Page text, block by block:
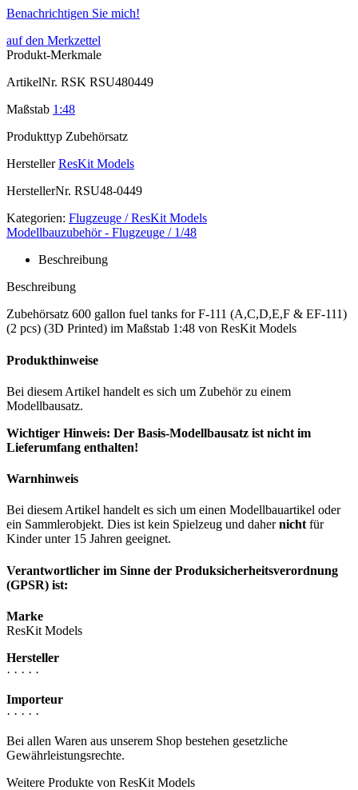
Benachrichtigen Sie mich!
auf den Merkzettel
Produkt-Merkmale
ArtikelNr. RSK RSU480449
Maßstab 1:48
Produkttyp Zubehörsatz
Hersteller ResKit Models
HerstellerNr. RSU48-0449
Kategorien: Flugzeuge / ResKit Models
Modellbauzubehör - Flugzeuge / 1/48
Beschreibung
Beschreibung
Zubehörsatz 600 gallon fuel tanks for F-111 (A,C,D,E,F & EF-111)
(2 pcs) (3D Printed) im Maßstab 1:48 von ResKit Models
Produkthinweise
Bei diesem Artikel handelt es sich um Zubehör zu einem
Modellbausatz.
Wichtiger Hinweis: Der Basis-Modellbausatz ist nicht im
Lieferumfang enthalten!
Warnhinweis
Bei diesem Artikel handelt es sich um einen Modellbauartikel oder
ein Sammlerobjekt. Dies ist kein Spielzeug und dahernicht für
Kinder unter 15 Jahren geeignet.
Verantwortlicher im Sinne der Produksicherheitsverordnung
(GPSR) ist:
Marke
ResKit Models
Hersteller
· · · · ·
Importeur
· · · · ·
Bei allen Waren aus unserem Shop bestehen gesetzliche
Gewährleistungsrechte.
Weitere Produkte von ResKit Models